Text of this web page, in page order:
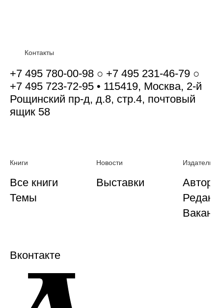
Контакты
+7 495 780-00-98 ○ +7 495 231-46-79 ○
+7 495 723-72-95 • 115419, Москва, 2-й
Рощинский пр-д, д.8, стр.4, почтовый
ящик 58
Книги
Все книги
Темы
Новости
Выставки
Вконтакте